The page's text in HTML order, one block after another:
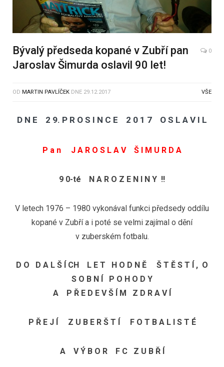
Bývalý předseda kopané v Zubří pan
Jaroslav Šimurda oslavil 90 let!
0
OD MARTIN PAVLÍČEK DNE 29.12.2017 VŠE
D N E 2 9. P R O S I N C E 2 0 1 7 O S L A V I L
P a n J A R O S L A V Š I M U R D A
9 0-té N A R O Z E N I N Y !!
V letech 1976 – 1980 vykonával funkci předsedy oddílu
kopané v Zubří a i poté se velmi zajímal o dění
v zuberském fotbalu.
D O D A L Š Í CH L E T H O D N Ě Š T Ě S T Í , O
S O B N Í P O H O D Y
A P Ř E D E V Š Í M Z D R A V Í
P Ř E J Í Z U B E R Š T Í F O T B A L I S T É
A V Ý B O R F C Z U B Ř Í